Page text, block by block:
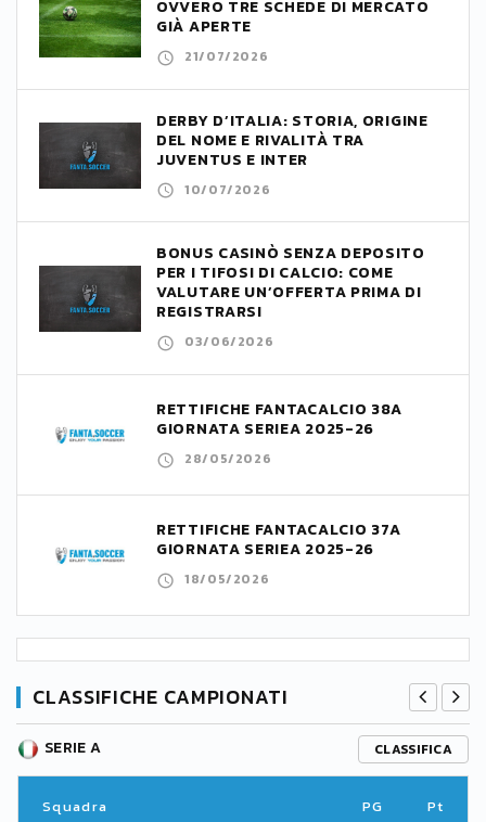
OVVERO TRE SCHEDE DI MERCATO
GIÀ APERTE
21/07/2026
DERBY D’ITALIA: STORIA, ORIGINE
DEL NOME E RIVALITÀ TRA
JUVENTUS E INTER
10/07/2026
BONUS CASINÒ SENZA DEPOSITO
PER I TIFOSI DI CALCIO: COME
VALUTARE UN’OFFERTA PRIMA DI
REGISTRARSI
03/06/2026
RETTIFICHE FANTACALCIO 38A
GIORNATA SERIEA 2025-26
28/05/2026
RETTIFICHE FANTACALCIO 37A
GIORNATA SERIEA 2025-26
18/05/2026
CLASSIFICHE CAMPIONATI
SERIE A CLASSIFICA
Squadra PG Pt